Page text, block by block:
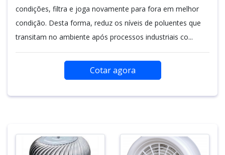
condições, filtra e joga novamente para fora em melhor
condição. Desta forma, reduz os níveis de poluentes que
transitam no ambiente após processos industriais co...
Cotar agora